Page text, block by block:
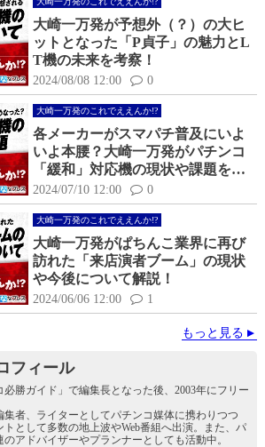
大崎一万発が予想外（？）の大ヒ
ットとなった「P貞子」の魅力とL
T機の未来を考察！
2024/08/08 12:00 0
大崎一万発のこれでええんか!?
各メーカーがスマパチ普及にいよ
いよ本腰？大崎一万発がパチンコ
「緩和」対応機の現状や課題を解
説！
2024/07/10 12:00 0
大崎一万発のこれでええんか!?
大崎一万発がぱちんこ業界に再び
訪れた「来店演者ブーム」の現状
や今後について解説！
2024/06/06 12:00 1
もっと見る
フィール
必勝ガイド」で編集長となった後、2003年にフリー
集者、ライターとしてパチンコ媒体に携わりつつ
トとして多数の地上波やWeb番組へ出演。また、パ
のアドバイザーやプランナーとしても活動中。